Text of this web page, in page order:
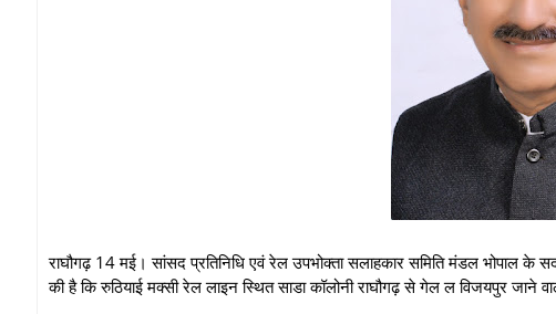
राघौगढ़ 14 मई। सांसद प्रतिनिधि एवं रेल उपभोक्ता सलाहकार समिति मंडल
की है कि रुठियाई मक्सी रेल लाइन स्थित साडा कॉलोनी राघौगढ़ से गेल ल विजयपुर जाने